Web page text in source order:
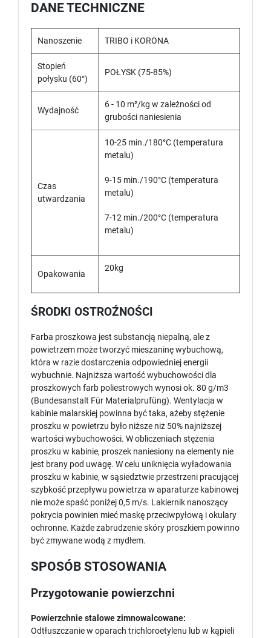
DANE TECHNICZNE
Nanoszenie TRIBO i KORONA
Stopień
połysku (60°)
POŁYSK (75-85%)
Wydajność
6 - 10 m²/kg w zależności od
grubości naniesienia
Czas
utwardzania
10-25 min./180°C (temperatura
metalu)
9-15 min./190°C (temperatura
metalu)
7-12 min./200°C (temperatura
metalu)
Opakowania
20kg
ŚRODKI OSTROŹNOŚCI
Farba proszkowa jest substancją niepalną, ale z
powietrzem może tworzyć mieszaninę wybuchową,
która w razie dostarczenia odpowiedniej energii
wybuchnie. Najniższa wartość wybuchowości dla
proszkowych farb poliestrowych wynosi ok. 80 g/m3
(Bundesanstalt Für Materialprufüng). Wentylacja w
kabinie malarskiej powinna być taka, ażeby stężenie
proszku w powietrzu było niższe niż 50% najniższej
wartości wybuchowości. W obliczeniach stężenia
proszku w kabinie, proszek naniesiony na elementy nie
jest brany pod uwagę. W celu uniknięcia wyładowania
proszku w kabinie, w sąsiedztwie przestrzeni pracującej
szybkość przepływu powietrza w aparaturze kabinowej
nie może spaść poniżej 0,5 m/s. Lakiernik nanoszący
pokrycia powinien mieć maskę przeciwpyłową i okulary
ochronne. Każde zabrudzenie skóry proszkiem powinno
być zmywane wodą z mydłem.
SPOSÓB STOSOWANIA
Przygotowanie powierzchni
Powierzchnie stalowe zimnowalcowane:
Odtłuszczanie w oparach trichloroetylenu lub w kąpieli